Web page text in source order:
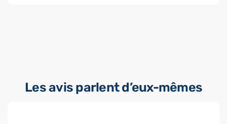
Les avis parlent d’eux-mêmes